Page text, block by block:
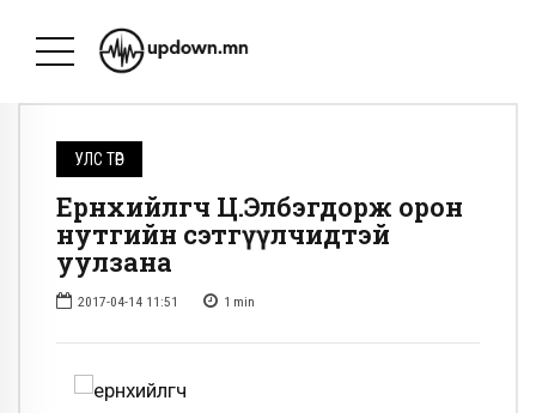
УЛС ТӨР
Ерөнхийлөгч Ц.Элбэгдорж орон
нутгийн сэтгүүлчидтэй
уулзана
2017-04-14 11:51 1 min